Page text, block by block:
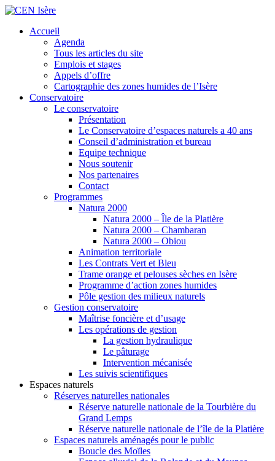
Accueil
Agenda
Tous les articles du site
Emplois et stages
Appels d’offre
Cartographie des zones humides de l’Isère
Conservatoire
Le conservatoire
Présentation
Le Conservatoire d’espaces naturels a 40 ans
Conseil d’administration et bureau
Equipe technique
Nous soutenir
Nos partenaires
Contact
Programmes
Natura 2000
Natura 2000 – Île de la Platière
Natura 2000 – Chambaran
Natura 2000 – Obiou
Animation territoriale
Les Contrats Vert et Bleu
Trame orange et pelouses sèches en Isère
Programme d’action zones humides
Pôle gestion des milieux naturels
Gestion conservatoire
Maîtrise foncière et d’usage
Les opérations de gestion
La gestion hydraulique
Le pâturage
Intervention mécanisée
Les suivis scientifiques
Espaces naturels
Réserves naturelles nationales
Réserve naturelle nationale de la Tourbière du
Grand Lemps
Réserve naturelle nationale de l’île de la Platière
Espaces naturels aménagés pour le public
Boucle des Moïles